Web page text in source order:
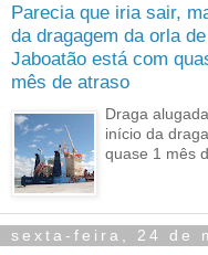
Parecia que iria sair,
da dragagem da orla de
Jaboatão está com
mês de atraso
Draga
início da
quase 1 mês
sexta-feira, 24 de